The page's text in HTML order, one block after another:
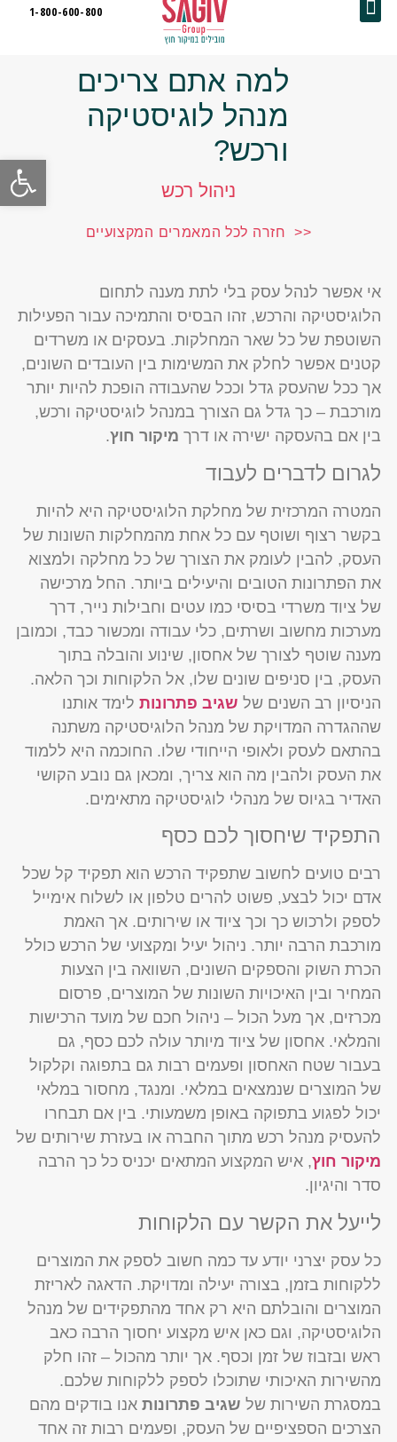
1-800-600-800
למה אתם צריכים
מנהל לוגיסטיקה
ורכש?
ניהול רכש
<< חזרה לכל המאמרים המקצועיים
אי אפשר לנהל עסק בלי לתת מענה לתחום
הלוגיסטיקה והרכש, זהו הבסיס והתמיכה עבור הפעילות
השוטפת של כל שאר המחלקות. בעסקים או משרדים
קטנים אפשר לחלק את המשימות בין העובדים השונים,
אך ככל שהעסק גדל וככל שהעבודה הופכת להיות יותר
מורכבת – כך גדל גם הצורך במנהל לוגיסטיקה ורכש,
בין אם בהעסקה ישירה או דרך מיקור חוץ.
לגרום לדברים לעבוד
המטרה המרכזית של מחלקת הלוגיסטיקה היא להיות
בקשר רצוף ושוטף עם כל אחת מהמחלקות השונות של
העסק, להבין לעומק את הצורך של כל מחלקה ולמצוא
את הפתרונות הטובים והיעילים ביותר. החל מרכישה
של ציוד משרדי בסיסי כמו עטים וחבילות נייר, דרך
מערכות מחשוב ושרתים, כלי עבודה ומכשור כבד, וכמובן
מענה שוטף לצורך של אחסון, שינוע והובלה בתוך
העסק, בין סניפים שונים שלו, אל הלקוחות וכך הלאה.
הניסיון רב השנים של שגיב פתרונות לימד אותנו
שההגדרה המדויקת של מנהל הלוגיסטיקה משתנה
בהתאם לעסק ולאופי הייחודי שלו. החוכמה היא ללמוד
את העסק ולהבין מה הוא צריך, ומכאן גם נובע הקושי
האדיר בגיוס של מנהלי לוגיסטיקה מתאימים.
התפקיד שיחסוך לכם כסף
רבים טועים לחשוב שתפקיד הרכש הוא תפקיד קל שכל
אדם יכול לבצע, פשוט להרים טלפון או לשלוח אימייל
לספק ולרכוש כך וכך ציוד או שירותים. אך האמת
מורכבת הרבה יותר. ניהול יעיל ומקצועי של הרכש כולל
הכרת השוק והספקים השונים, השוואה בין הצעות
המחיר ובין האיכויות השונות של המוצרים, פרסום
מכרזים, אך מעל הכול – ניהול חכם של מועד הרכישות
והמלאי. אחסון של ציוד מיותר עולה לכם כסף, גם
בעבור שטח האחסון ופעמים רבות גם בתפוגה וקלקול
של המוצרים שנמצאים במלאי. ומנגד, מחסור במלאי
יכול לפגוע בתפוקה באופן משמעותי. בין אם תבחרו
להעסיק מנהל רכש מתוך החברה או בעזרת שירותים של
מיקור חוץ, איש המקצוע המתאים יכניס כל כך הרבה
סדר והיגיון.
לייעל את הקשר עם הלקוחות
כל עסק יצרני יודע עד כמה חשוב לספק את המוצרים
ללקוחות בזמן, בצורה יעילה ומדויקת. הדאגה לאריזת
המוצרים והובלתם היא רק אחד מהתפקידים של מנהל
הלוגיסטיקה, וגם כאן איש מקצוע יחסוך הרבה כאב
ראש ובזבוז של זמן וכסף. אך יותר מהכול – זהו חלק
מהשירות האיכותי שתוכלו לספק ללקוחות שלכם.
במסגרת השירות של שגיב פתרונות אנו בודקים מהם
הצרכים הספציפיים של העסק, ופעמים רבות זה אחד